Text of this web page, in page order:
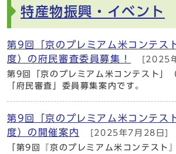
特産物振興・イベント
第9回「京のプレミアム米コンテス
度）の府民審査委員募集！
[2025
第9回「京のプレミアム米コンテスト」
「府民審査」委員募集案内です。
第9回「京のプレミアム米コンテス
度）の開催案内
[2025年7月28日]
「第9回『京のプレミアム米コンテスト